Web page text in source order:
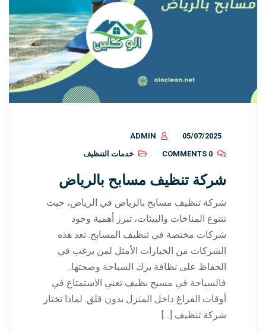
05/07/2025
ADMIN
0 COMMENTS
خدمات التنظيف
شركة تنظيف مسابح بالرياض
شركة تنظيف مسابح بالرياض في الرياض، حيث
تتنوع المناخات والبيئات، تبرز أهمية وجود
شركات مختصة في تنظيف المسابح. تعد هذه
الشركات من الخيارات الأمثل لمن يرغب في
الحفاظ على نظافة برك السباحة وصحتها.
فالسباحة في مسبح نظيف تعني الاستمتاع في
أوقات الفراغ داخل المنزل بدون قلق. لماذا تختار
شركة تنظيف […]